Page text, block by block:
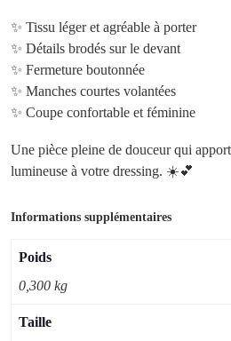
✨ Tissu léger et agréable à porter
✨ Détails brodés sur le devant
✨ Fermeture boutonnée
✨ Manches courtes volantées
✨ Coupe confortable et féminine
Une pièce pleine de douceur qui
lumineuse à votre dressing. ☀️💕
Informations supplémentaires
Poids
0,300 kg
Taille